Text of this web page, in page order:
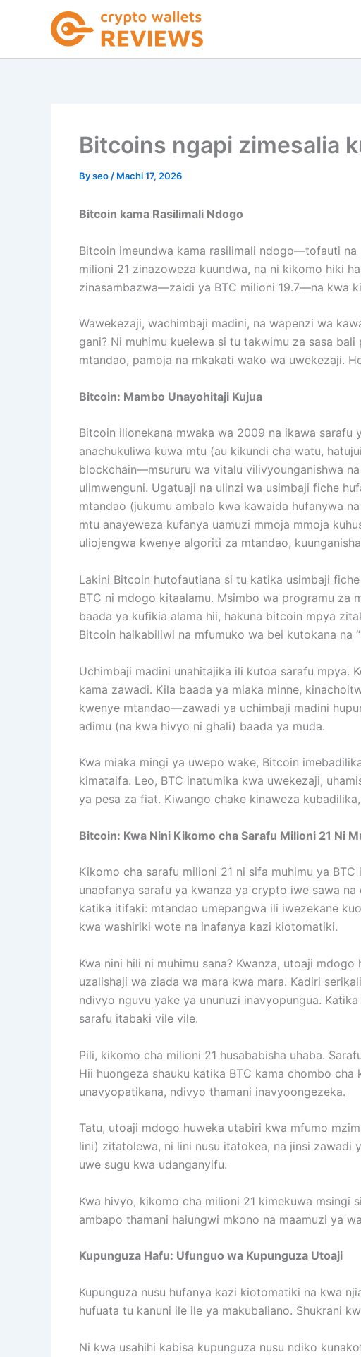
Bitcoins ngapi zimesalia
Byseo / Machi 17, 2026
Bitcoin kama Rasilimali Ndogo
Bitcoin imeundwa kama rasilimali ndogo—tofauti
milioni 21 zinazoweza kuundwa, na ni kikomo hiki
zinasambazwa—zaidi ya BTC milioni 19.7—na kwa
Wawekezaji, wachimbaji madini, na wapenzi wa
gani? Ni muhimu kuelewa si tu takwimu za sasa
mtandao, pamoja na mkakati wako wa uwekezaji.
Bitcoin: Mambo Unayohitaji Kujua
Bitcoin ilionekana mwaka wa 2009 na ikawa
anachukuliwa kuwa mtu (au kikundi cha watu,
blockchain—msururu wa vitalu vilivyounganishwa
ulimwenguni. Ugatuaji na ulinzi wa usimbaji fiche
mtandao (jukumu ambalo kwa kawaida hufanywa
mtu anayeweza kufanya uamuzi mmoja mmoja
uliojengwa kwenye algoriti za mtandao,
Lakini Bitcoin hutofautiana si tu katika usimbaji
BTC ni mdogo kitaalamu. Msimbo wa programu za
baada ya kufikia alama hii, hakuna bitcoin mpya
Bitcoin haikabiliwi na mfumuko wa bei kutokana na
Uchimbaji madini unahitajika ili kutoa sarafu mpya.
kama zawadi. Kila baada ya miaka minne,
kwenye mtandao—zawadi ya uchimbaji madini
adimu (na kwa hivyo ni ghali) baada ya muda.
Kwa miaka mingi ya uwepo wake, Bitcoin
kimataifa. Leo, BTC inatumika kwa uwekezaji,
ya pesa za fiat. Kiwango chake kinaweza
Bitcoin: Kwa Nini Kikomo cha Sarafu Milioni 21 Ni
Kikomo cha sarafu milioni 21 ni sifa muhimu ya
unaofanya sarafu ya kwanza ya crypto iwe sawa
katika itifaki: mtandao umepangwa ili iwezekane
kwa washiriki wote na inafanya kazi kiotomatiki.
Kwa nini hili ni muhimu sana? Kwanza, utoaji
uzalishaji wa ziada wa mara kwa mara. Kadiri
ndivyo nguvu yake ya ununuzi inavyopungua.
sarafu itabaki vile vile.
Pili, kikomo cha milioni 21 husababisha uhaba.
Hii huongeza shauku katika BTC kama chombo
unavyopatikana, ndivyo thamani inavyoongezeka.
Tatu, utoaji mdogo huweka utabiri kwa mfumo
lini) zitatolewa, ni lini nusu itatokea, na jinsi zawadi
uwe sugu kwa udanganyifu.
Kwa hivyo, kikomo cha milioni 21 kimekuwa
ambapo thamani haiungwi mkono na maamuzi ya
Kupunguza Hafu: Ufunguo wa Kupunguza Utoaji
Kupunguza nusu hufanya kazi kiotomatiki na kwa
hufuata tu kanuni ile ile ya makubaliano. Shukrani
Ni kwa usahihi kabisa kupunguza nusu ndiko